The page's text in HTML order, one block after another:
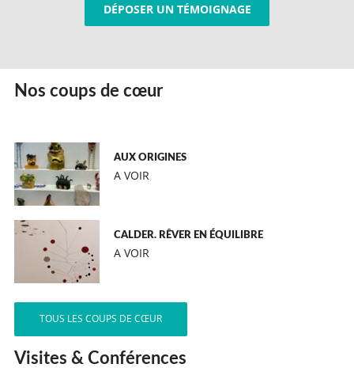
DÉPOSER UN TÉMOIGNAGE
Nos coups de cœur
AUX ORIGINES
A VOIR
CALDER. RÊVER EN ÉQUILIBRE
A VOIR
TOUS LES COUPS DE CŒUR
Visites & Conférences